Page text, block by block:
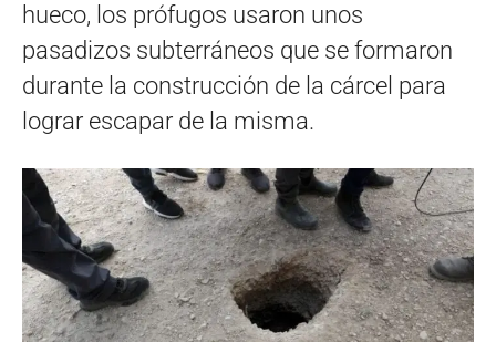
hueco, los prófugos usaron unos
pasadizos subterráneos que se formaron
durante la construcción de la cárcel para
lograr escapar de la misma.